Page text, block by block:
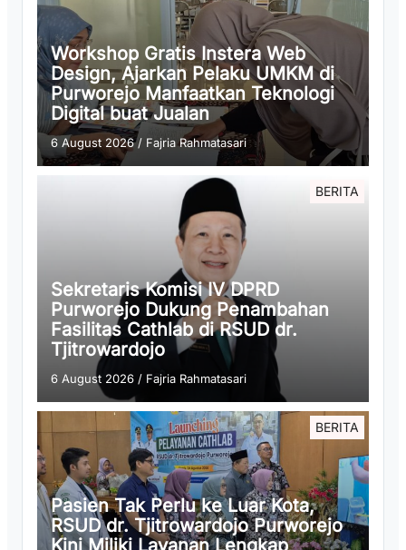
Workshop Gratis Instera Web
Design, Ajarkan Pelaku UMKM di
Purworejo Manfaatkan Teknologi
Digital buat Jualan
6 August 2026/ Fajria Rahmatasari
BERITA
Sekretaris Komisi IV DPRD
Purworejo Dukung Penambahan
Fasilitas Cathlab di RSUD dr.
Tjitrowardojo
6 August 2026 / Fajria Rahmatasari
BERITA
Pasien Tak Perlu ke Luar Kota,
RSUD dr. Tjitrowardojo Purworejo
Kini Miliki Layanan Lengkap